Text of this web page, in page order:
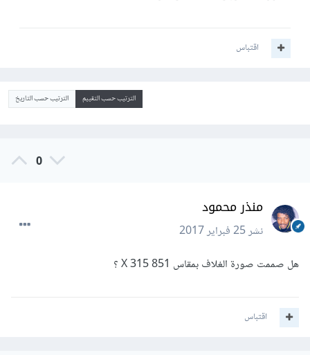
اقتباس
الترتيب حسب التقييم الترتيب حسب التاريخ
0
منذر محمود
نشر25 فبراير 2017
هل صممت صورة الغلاف بمقاس 851 X 315 ؟
اقتباس